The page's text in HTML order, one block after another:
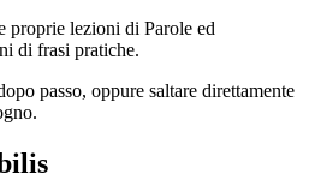
proprie lezioni di Parole ed
di frasi pratiche.
passo, oppure saltare direttamente